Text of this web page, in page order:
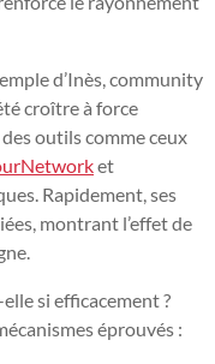
d’Inès, community
croître à force
outils comme ceux
et
Rapidement, ses
montrant l’effet de
si efficacement ?
éprouvés :